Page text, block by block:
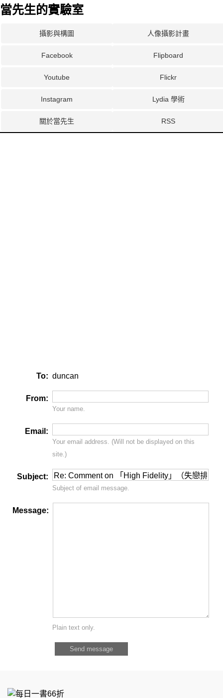
當先生的實驗室
攝影與構圖 人像攝影計畫
Facebook Flipboard
Youtube Flickr
Instagram Lydia 學術
關於當先生 RSS
To: duncan
From:
Your name.
Email:
Your email address. (Will notbe displayed on this
site.)
Subject:
Subject of email message.
Message:
Plain text only.